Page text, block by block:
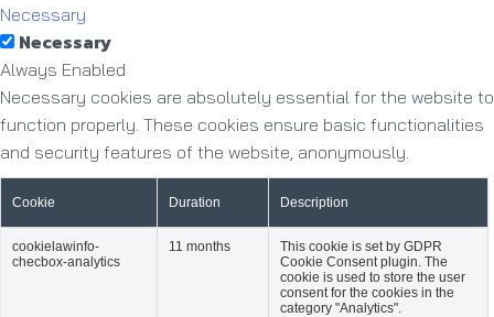
Necessary
Necessary
Always Enabled
Necessary cookies are absolutely essential for the website to
function properly. These cookies ensure basic functionalities
and security features of the website, anonymously.
Cookie Duration Description
cookielawinfo-
checbox-analytics
11 months
This cookie is set by GDPR
Cookie Consent plugin. The
cookie is used to store the user
consent for the cookies in the
category "Analytics".